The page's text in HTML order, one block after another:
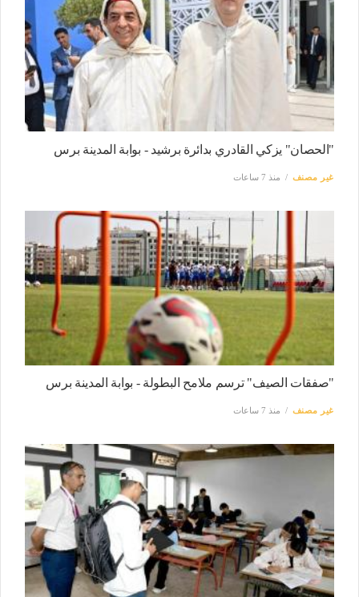
"الحصان" يزكي القادري بدائرة برشيد - بوابة المدينة برس
غير مصنف منذ 7 ساعات
"صفقات الصيف" ترسم ملامح البطولة - بوابة المدينة برس
غير مصنف منذ 7 ساعات